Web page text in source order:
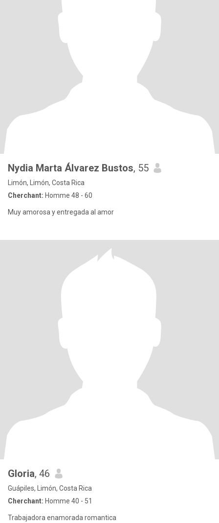
Nydia Marta Álvarez Bustos, 55
Limón, Limón, Costa Rica
Cherchant: Homme 48 - 60
Muy amorosa y entregada al amor
Gloria, 46
Guápiles, Limón, Costa Rica
Cherchant: Homme 40 - 51
Trabajadora enamorada romantica